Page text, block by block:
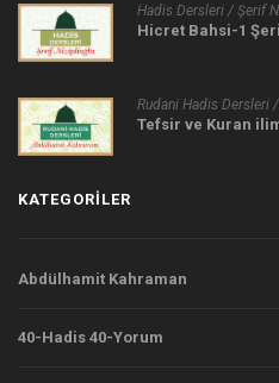
Hadis Dersleri / Şerif
Hicret Bahsi-1
Rudani Hadis Dersleri
Tefsir ve Kuran
KATEGORILER
Abdülhamit Kahraman
40-Hadis 40-Yorum